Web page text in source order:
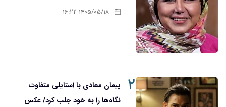
۱۴۰۵/۰۵/۱۸ ۱۶:۲۲
۲
پیمان معادی با استایلی متفاوت
نگاه‌ها را به خود جلب کرد/ عکس